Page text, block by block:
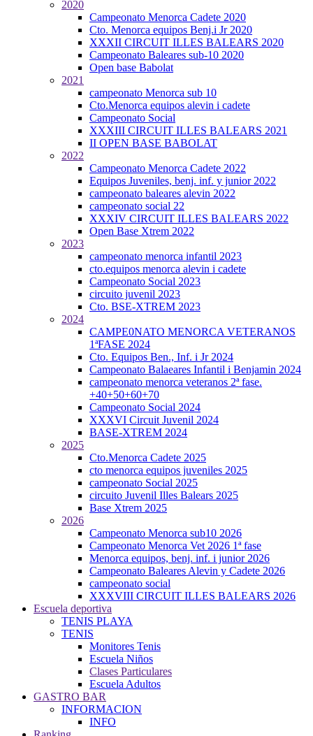
2020
Campeonato Menorca Cadete 2020
Cto. Menorca equipos Benj.i Jr 2020
XXXII CIRCUIT ILLES BALEARS 2020
Campeonato Baleares sub-10 2020
Open base Babolat
2021
campeonato Menorca sub 10
Cto.Menorca equipos alevin i cadete
Campeonato Social
XXXIII CIRCUIT ILLES BALEARS 2021
II OPEN BASE BABOLAT
2022
Campeonato Menorca Cadete 2022
Equipos Juveniles, benj. inf. y junior 2022
campeonato baleares alevin 2022
campeonato social 22
XXXIV CIRCUIT ILLES BALEARS 2022
Open Base Xtrem 2022
2023
campeonato menorca infantil 2023
cto.equipos menorca alevin i cadete
Campeonato Social 2023
circuito juvenil 2023
Cto. BSE-XTREM 2023
2024
CAMPE0NATO MENORCA VETERANOS
1ªFASE 2024
Cto. Equipos Ben., Inf. i Jr 2024
Campeonato Balaeares Infantil i Benjamin 2024
campeonato menorca veteranos 2ª fase.
+40+50+60+70
Campeonato Social 2024
XXXVI Circuit Juvenil 2024
BASE-XTREM 2024
2025
Cto.Menorca Cadete 2025
cto menorca equipos juveniles 2025
campeonato Social 2025
circuito Juvenil Illes Balears 2025
Base Xtrem 2025
2026
Campeonato Menorca sub10 2026
Campeonato Menorca Vet 2026 1ª fase
Menorca equipos, benj. inf. i junior 2026
Campeonato Baleares Alevin y Cadete 2026
campeonato social
XXXVIII CIRCUIT ILLES BALEARS 2026
Escuela deportiva
TENIS PLAYA
TENIS
Monitores Tenis
Escuela Niños
Clases Particulares
Escuela Adultos
GASTRO BAR
INFORMACION
INFO